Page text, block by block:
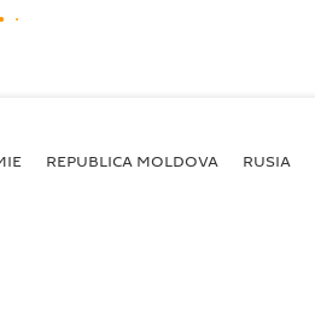
REPUBLICA MOLDOVA RUSIA